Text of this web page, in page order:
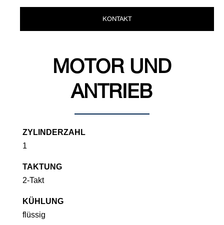
KONTAKT
MOTOR UND
ANTRIEB
ZYLINDERZAHL
1
TAKTUNG
2-Takt
KÜHLUNG
flüssig